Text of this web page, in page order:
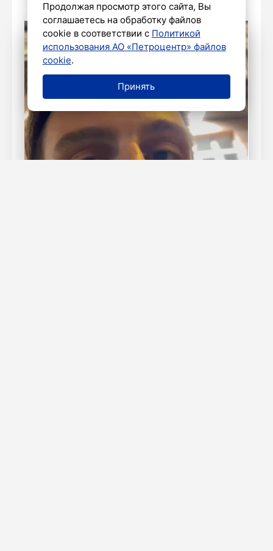
Продолжая просмотр этого сайта, Вы
соглашаетесь на обработку файлов
cookie в соответствии с Политикой
использования АО «Петроцентр» файлов
cookie.
Принять